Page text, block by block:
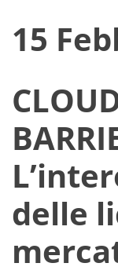
15
delle